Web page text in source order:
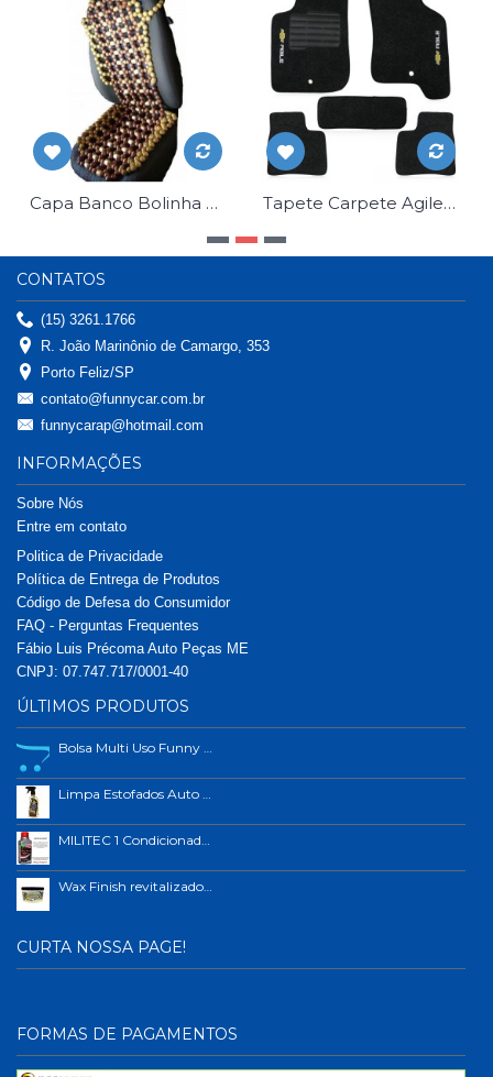
Capa Banco Bolinha Madeira Massageador Universal Tapete Carpete Agile 2010 em diante jogo 4 pç
CONTATOS
(15) 3261.1766
R. João Marinônio de Camargo, 353
Porto Feliz/SP
contato@funnycar.com.br
funnycarap@hotmail.com
INFORMAÇÕES
Sobre Nós
Entre em contato
Politica de Privacidade
Política de Entrega de Produtos
Código de Defesa do Consumidor
FAQ - Perguntas Frequentes
Fábio Luis Précoma Auto Peças ME
CNPJ: 07.747.717/0001-40
ÚLTIMOS PRODUTOS
CURTA NOSSA PAGE!
FORMAS DE PAGAMENTOS